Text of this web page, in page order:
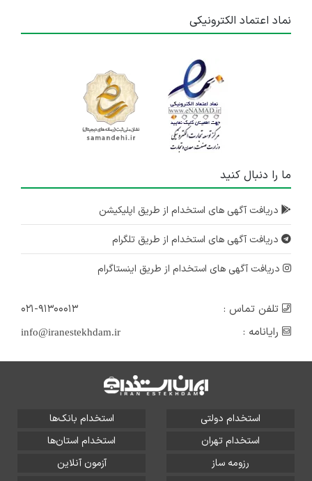
نماد اعتماد الکترونیکی
ما را دنبال کنید
دریافت آگهی های استخدام از طریق اپلیکیشن
دریافت آگهی های استخدام از طریق تلگرام
دریافت آگهی های استخدام از طریق اینستاگرام
تلفن تماس :
۰۲۱-۹۱۳۰۰۰۱۳
رایانامه :
info@iranestekhdam.ir
استخدام دولتی
استخدام بانک‌ها
استخدام تهران
استخدام استان‌ها
رزومه ساز
آزمون آنلاین